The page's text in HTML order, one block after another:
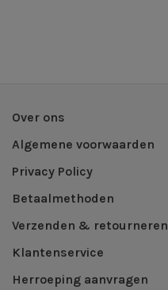
Over ons
Algemene voorwaarden
Privacy Policy
Betaalmethoden
Verzenden & retourneren
Klantenservice
Herroeping aanvragen